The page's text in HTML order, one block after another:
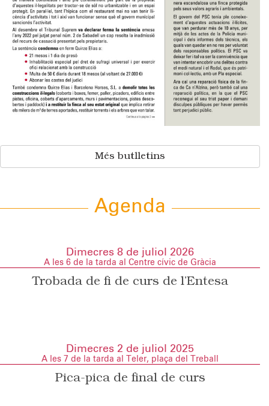
Més butlletins
Agenda
Dimecres 8 de juliol 2026
A les 6 de la tarda al Centre cívic de Gràcia
Trobada de fi de curs de l’Entesa
Dimecres 2 de juliol 2025
A les 7 de la tarda al Teler, plaça del Treball
Pica-pica de final de curs